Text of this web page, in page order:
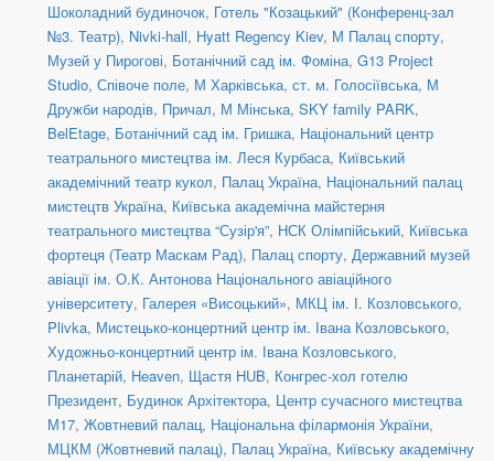
Шоколадний будиночок, Готель "Козацький" (Конференц-зал
№3. Театр), Nivki-hall, Hyatt Regency Kiev, М Палац спорту,
Музей у Пирогові, Ботанічний сад ім. Фоміна, G13 Project
Studio, Співоче поле, М Харківська, ст. м. Голосіївська, М
Дружби народів, Причал, М Мінська, SKY family PARK,
BelEtage, Ботанічний сад ім. Гришка, Національний центр
театрального мистецтва ім. Леся Курбаса, Київський
академічний театр кукол, Палац Україна, Національний палац
мистецтв Україна, Київська академічна майстерня
театрального мистецтва “Сузір'я”, НСК Олімпійський, Київська
фортеця (Театр Маскам Рад), Палац спорту, Державний музей
авіації ім. О.К. Антонова Національного авіаційного
університету, Галерея «Висоцький», МКЦ ім. І. Козловського,
Plivka, Мистецько-концертний центр ім. Івана Козловського,
Художньо-концертний центр ім. Івана Козловського,
Планетарій, Heaven, Щастя HUB, Конгрес-хол готелю
Президент, Будинок Архітектора, Центр сучасного мистецтва
М17, Жовтневий палац, Національна філармонія України,
МЦКМ (Жовтневий палац), Палац Україна, Київську академічну